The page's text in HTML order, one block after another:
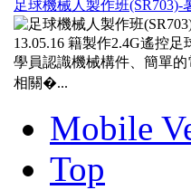
足球機械人製作班(SR703)-
13.05.16 籍製作2.4G遙控足
學員認識機械構件、簡單的
相關�...
Mobile
Top